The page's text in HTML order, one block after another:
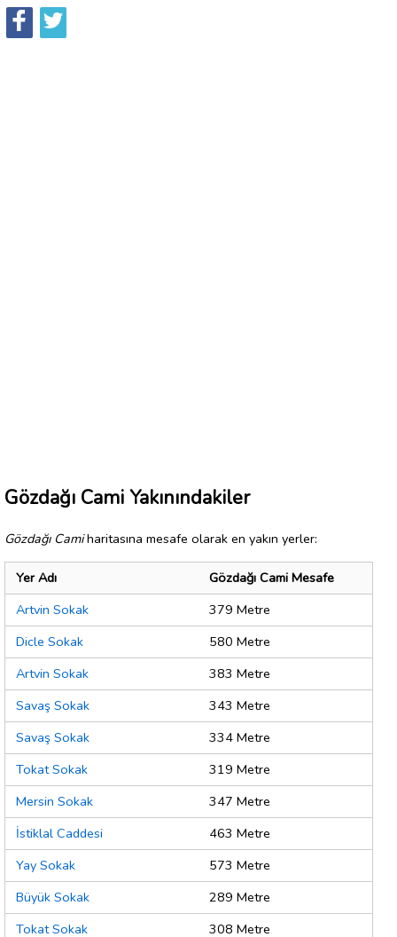
Gözdağı Cami Yakınındakiler
Gözdağı Camiharitasına mesafe olarak en yakın yerler:
Yer Adı
Gözdağı Cami Mesafe
Artvin Sokak
379 Metre
Dicle Sokak
580 Metre
Artvin Sokak
383 Metre
Savaş Sokak
343 Metre
Savaş Sokak
334 Metre
Tokat Sokak
319 Metre
Mersin Sokak
347 Metre
İstiklal Caddesi
463 Metre
Yay Sokak
573 Metre
Büyük Sokak
289 Metre
Tokat Sokak
308 Metre